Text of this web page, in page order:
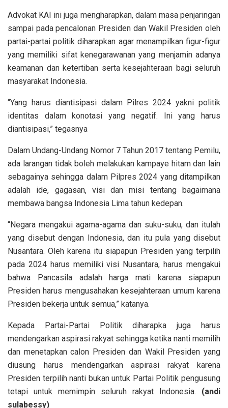
Advokat KAI ini juga mengharapkan, dalam masa penjaringan
sampai pada pencalonan Presiden dan Wakil Presiden oleh
partai-partai politik diharapkan agar menampilkan figur-figur
yang memiliki sifat kenegarawanan yang menjamin adanya
keamanan dan ketertiban serta kesejahteraan bagi seluruh
masyarakat Indonesia.
“Yang harus diantisipasi dalam Pilres 2024 yakni politik
identitas dalam konotasi yang negatif. Ini yang harus
diantisipasi,” tegasnya
Dalam Undang-Undang Nomor 7 Tahun 2017 tentang Pemilu,
ada larangan tidak boleh melakukan kampaye hitam dan lain
sebagainya sehingga dalam Pilpres 2024 yang ditampilkan
adalah ide, gagasan, visi dan misi tentang bagaimana
membawa bangsa Indonesia Lima tahun kedepan.
“Negara mengakui agama-agama dan suku-suku, dan itulah
yang disebut dengan Indonesia, dan itu pula yang disebut
Nusantara. Oleh karena itu siapapun Presiden yang terpilih
pada 2024 harus memiliki visi Nusantara, harus mengakui
bahwa Pancasila adalah harga mati karena siapapun
Presiden harus mengusahakan kesejahteraan umum karena
Presiden bekerja untuk semua,” katanya.
Kepada Partai-Partai Politik diharapka juga harus
mendengarkan aspirasi rakyat sehingga ketika nanti memilih
dan menetapkan calon Presiden dan Wakil Presiden yang
diusung harus mendengarkan aspirasi rakyat karena
Presiden terpilih nanti bukan untuk Partai Politik pengusung
tetapi untuk memimpin seluruh rakyat Indonesia. (andi
sulabessy)